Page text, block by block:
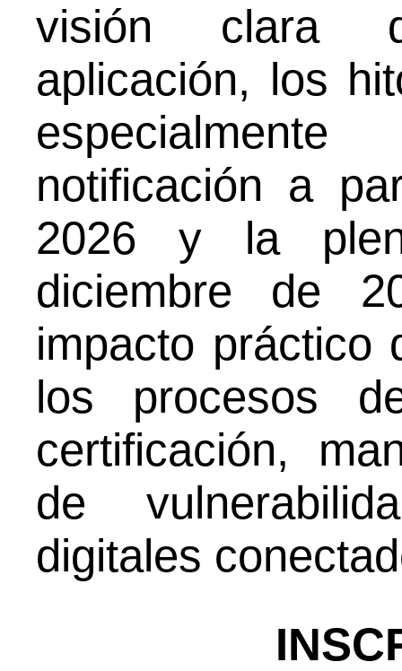
visión clara
aplicación, los
notificación a
2026 y la
diciembre de
impacto práctico
los procesos
certificación,
de
digitales